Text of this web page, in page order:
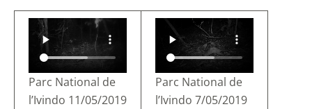
Parc National de
l’Ivindo 11/05/2019
Parc National de
l’Ivindo 7/05/2019